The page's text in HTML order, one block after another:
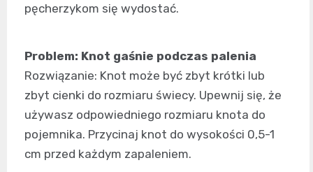
pęcherzykom się wydostać.
Problem: Knot gaśnie podczas palenia
Rozwiązanie: Knot może być zbyt krótki lub
zbyt cienki do rozmiaru świecy. Upewnij się, że
używasz odpowiedniego rozmiaru knota do
pojemnika. Przycinaj knot do wysokości 0,5-1
cm przed każdym zapaleniem.